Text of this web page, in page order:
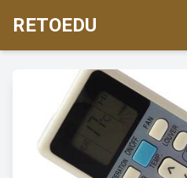
RETOEDU